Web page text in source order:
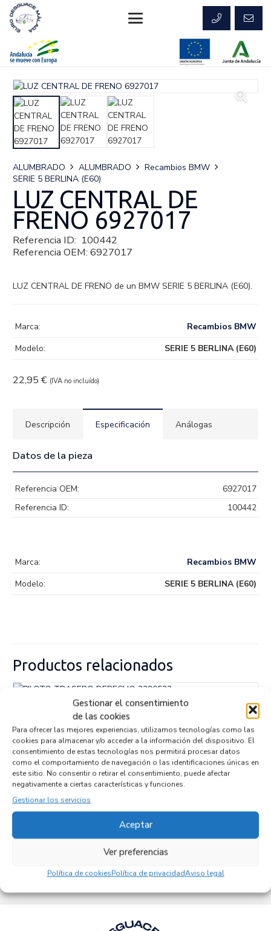
Gestionar el consentimiento
de las cookies
Para ofrecer las mejores experiencias, utilizamos tecnologías como las
cookies para almacenar y/o acceder a la información del dispositivo. El
consentimiento de estas tecnologías nos permitirá procesar datos
como el comportamiento de navegación o las identificaciones únicas en
este sitio. No consentir o retirar el consentimiento, puede afectar
negativamente a ciertas características y funciones.
Gestionar los servicios
Aceptar
Ver preferencias
Política de cookiesPolítica de privacidadAviso legal
ALUMBRADO ALUMBRADO
Recambios BMW
SERIE 5 BERLINA (E60)
LUZ CENTRAL DE
FRENO 6927017
Referencia ID: 100442
Referencia OEM: 6927017
LUZ CENTRAL DE FRENO de un BMW SERIE 5 BERLINA (E60).
22,95 € (IVA no incluído)
Marca:
Recambios BMW
Modelo:
SERIE 5 BERLINA (E60)
Descripción Especificación Análogas
Datos de la pieza
Referencia OEM:
6927017
Referencia ID:
100442
Marca:
Recambios BMW
Modelo:
SERIE 5 BERLINA (E60)
Productos relacionados
PILOTO TRASERO DERECHO 2290522
Recambios MERCEDES-BENZ
Referencia ID: 146242
Referencia OEM: 2290522
72,95€ (IVA no incluído)
Empresas colaboradoras